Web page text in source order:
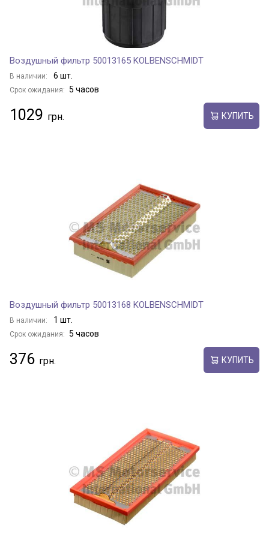
Воздушный фильтр 50013165 KOLBENSCHMIDT
В наличии: 6 шт.
Срок ожидания: 5 часов
1029 КУПИТЬ
Воздушный фильтр 50013168 KOLBENSCHMIDT
В наличии: 1 шт.
Срок ожидания: 5 часов
376 КУПИТЬ